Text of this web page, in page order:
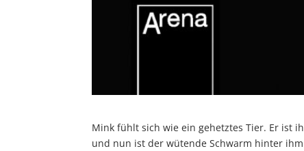
Mink fühlt sich wie ein gehetztes Tier. Er ist
und nun ist der wütende Schwarm hinter